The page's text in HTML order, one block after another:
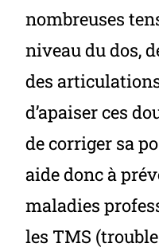
nombreuses
niveau du dos,
des
d’apaiser ces
de corriger sa
aide donc à
maladies
les TMS